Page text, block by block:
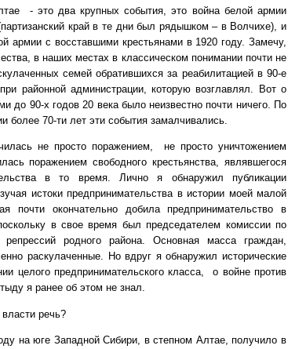
- это два крупных события, это война белой армии
край в те дни был рядышком – в Волчихе), и
армии с восставшими крестьянами в 1920 году. Замечу,
в наших местах в классическом понимании почти не
семей обратившихся за реабилитацией в 90-е
районной администрации, которую возглавлял. Вот о
до 90-х годов 20 века было неизвестно почти ничего. По
более 70-ти лет эти события замалчивались.
не просто поражением,
не просто уничтожением
поражением свободного крестьянства, являвшегося
в то время. Лично я обнаружил публикации
истоки предпринимательства в истории моей малой
почти окончательно добила предпринимательство в
в свое время был председателем комиссии по
репрессий родного района. Основная масса граждан,
раскулаченные. Но вдруг я обнаружил исторические
целого предпринимательского класса,
о войне против
я ранее об этом не знал.
речь?
на юге Западной Сибири, в степном Алтае, получило в